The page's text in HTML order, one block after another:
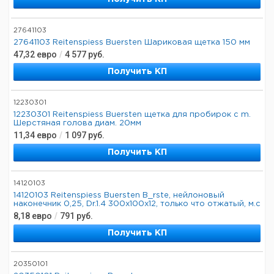
27641103
27641103 Reitenspiess Buersten Шариковая щетка 150 мм
47,32 евро / 4 577 руб.
Получить КП
12230301
12230301 Reitenspiess Buersten щетка для пробирок с m.
Шерстяная голова диам. 20мм
11,34 евро / 1 097 руб.
Получить КП
14120103
14120103 Reitenspiess Buersten B_rste, нейлоновый
наконечник 0,25, Dr.1.4 300x100x12, только что отжатый, м.с
8,18 евро / 791 руб.
Получить КП
20350101